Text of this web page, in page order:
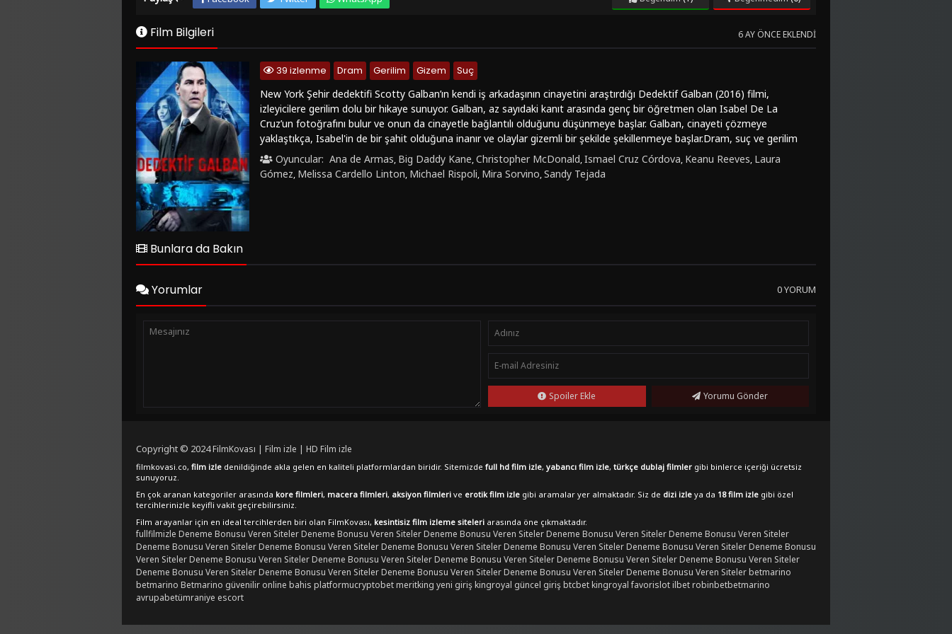
Film Bilgileri 6 AY ÖNCE EKLENDI
39 izlenme Dram Gerilim Gizem
Suç
New York Şehir dedektifi Scotty Galban’ın kendi iş arkadaşının cinayetini araştırdığı Dedektif Galban (2016) filmi,
izleyicilere gerilim dolu bir hikaye sunuyor. Galban, az sayıdaki kanıt arasında genç bir öğretmen olan Isabel De La
Cruz’un fotoğrafını bulur ve onun da cinayetle bağlantılı olduğunu düşünmeye başlar. Galban, cinayeti çözmeye
yaklaştıkça, Isabel'in de bir şahit olduğuna inanır ve olaylar gizemli bir şekilde şekillenmeye başlar.Dram, suç ve gerilim
unsurlarını bir araya getiren Dedektif Galban, Keanu Reeves, Ana de Armas ve Mira Sorvino gibi başarılı oyuncuların
performanslarıyla dikkat çekiyor. Yönetmen Gee Malik Linton, seyirciyi olayların içine çeken sürükleyici bir atmosfer
yaratmayı başarıyor. Film, izleyicilere sadece bir cinayet soruşturmasını değil, aynı zamanda karakterler arasındaki
Oyuncular: Ana de Armas, Big Daddy Kane,Christopher McDonald,Ismael Cruz Córdova, Keanu Reeves, Laura
Gómez, Melissa Cardello Linton, Michael Rispoli, Mira Sorvino,Sandy Tejada
Bunlara da Bakın
Yorumlar 0 YORUM
Spoiler Ekle Yorumu Gönder
Copyright © 2024FilmKovası | Film izle | HD Film izle
filmkovasi.co, film izle denildiğinde akla gelen en kaliteli platformlardan biridir. Sitemizde full hd film izle, yabancı film izle, türkçe dublaj filmler gibi binlerce içeriği ücretsiz
sunuyoruz.
En çok aranan kategoriler arasında kore filmleri, macera filmleri, aksiyon filmleri ve erotik film izle gibi aramalar yer almaktadır. Siz de dizi izle ya da 18 film izle gibi özel
tercihlerinizle keyifli vakit geçirebilirsiniz.
Film arayanlar için en ideal tercihlerden biri olan FilmKovası, kesintisiz film izleme siteleri arasında öne çıkmaktadır.
fullfilmizle Deneme Bonusu Veren SitelerDeneme Bonusu Veren SitelerDeneme Bonusu Veren SitelerDeneme Bonusu Veren SitelerDeneme Bonusu Veren Siteler
Deneme Bonusu Veren SitelerDeneme Bonusu Veren SitelerDeneme Bonusu Veren SitelerDeneme Bonusu Veren SitelerDeneme Bonusu Veren SitelerDeneme Bonusu
Veren SitelerDeneme Bonusu Veren SitelerDeneme Bonusu Veren SitelerDeneme Bonusu Veren SitelerDeneme Bonusu Veren SitelerDeneme Bonusu Veren Siteler
Deneme Bonusu Veren SitelerDeneme Bonusu Veren SitelerDeneme Bonusu Veren SitelerDeneme Bonusu Veren SitelerDeneme Bonusu Veren Sitelerbetmarino
betmarino Betmarino güvenilir online bahis platformucryptobetmeritking yeni girişkingroyal güncel girişbtcbetkingroyal favorislotilbetrobinbetbetmarino
avrupabetümraniye escort